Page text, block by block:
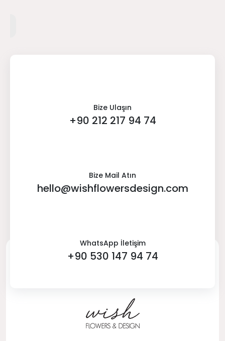
Bize Ulaşın
+90 212 217 94 74
Bize Mail Atın
hello@wishflowersdesign.com
WhatsApp İletişim
+90 530 147 94 74